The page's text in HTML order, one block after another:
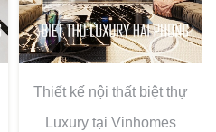
Thiết kế nội thất biệt thự
Luxury tại Vinhomes